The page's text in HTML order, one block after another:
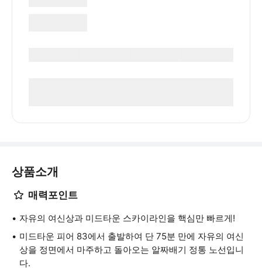
상품소개
매력포인트
자유의 여신상과 미드타운 스카이라인을 핵심만 빠르게!
미드타운 피어 83에서 출발하여 단 75분 만에 자유의 여신
상을 정면에서 마주하고 돌아오는 알짜배기 정통 노선입니
다.